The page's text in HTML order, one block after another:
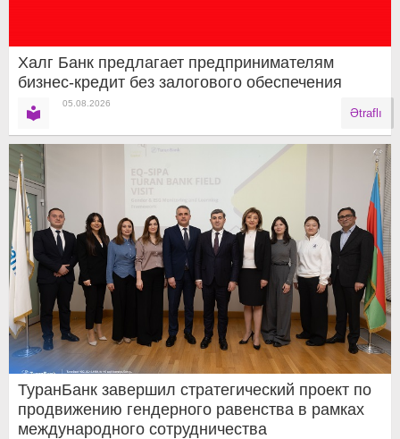
Халг Банк предлагает предпринимателям
бизнес-кредит без залогового обеспечения
05.08.2026
Ətraflı
ТуранБанк завершил стратегический проект по
продвижению гендерного равенства в рамках
международного сотрудничества